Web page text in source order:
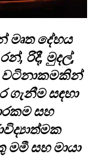
දේහය
රිදී, මුදල්,
ගැනීම සඳහා
සහ
සහ මායා